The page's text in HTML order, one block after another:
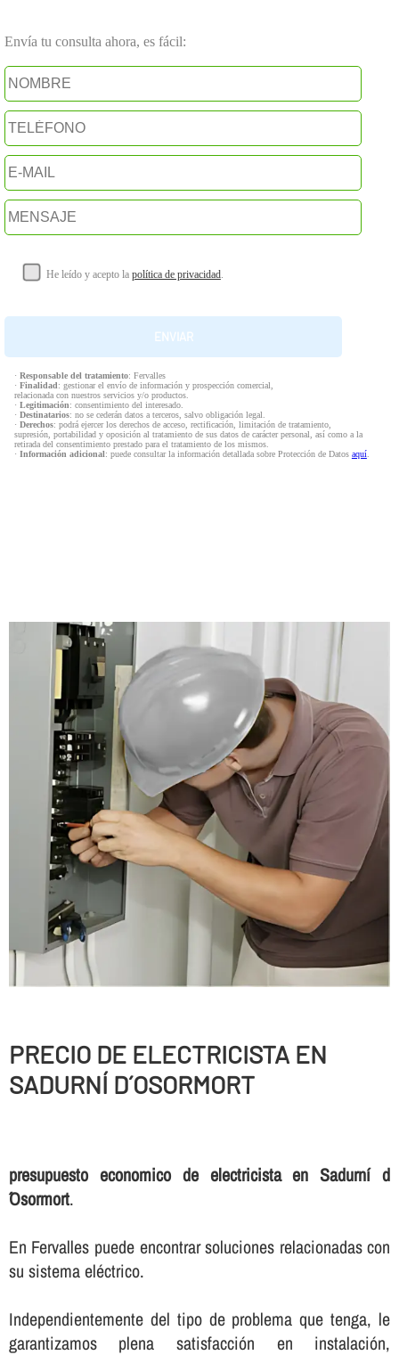
Envía tu consulta ahora, es fácil:
He leído y acepto la política de privacidad.
· Responsable del tratamiento: Fervalles
· Finalidad: gestionar el envío de información y prospección comercial,
relacionada con nuestros servicios y/o productos.
· Legitimación: consentimiento del interesado.
· Destinatarios: no se cederán datos a terceros, salvo obligación legal.
· Derechos: podrá ejercer los derechos de acceso, rectificación, limitación de tratamiento,
supresión, portabilidad y oposición al tratamiento de sus datos de carácter personal, así como a la
retirada del consentimiento prestado para el tratamiento de los mismos.
· Información adicional: puede consultar la información detallada sobre Protección de Datos aquí.
PRECIO DE ELECTRICISTA EN
SADURNÍ D´OSORMORT
presupuesto economico de electricista en Sadurní d
´Osormort.
En Fervalles puede encontrar soluciones relacionadas con
su sistema eléctrico.
Independientemente del tipo de problema que tenga, le
garantizamos plena satisfacción en instalación,